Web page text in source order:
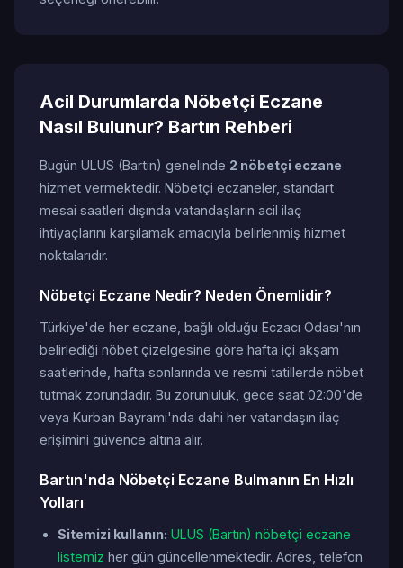
Acil Durumlarda Nöbetçi Eczane
Nasıl Bulunur? Bartın Rehberi
Bugün ULUS (Bartın) genelinde 2 nöbetçi eczane
hizmet vermektedir. Nöbetçi eczaneler, standart
mesai saatleri dışında vatandaşların acil ilaç
ihtiyaçlarını karşılamak amacıyla belirlenmiş hizmet
noktalarıdır.
Nöbetçi Eczane Nedir? Neden Önemlidir?
Türkiye'de her eczane, bağlı olduğu Eczacı Odası'nın
belirlediği nöbet çizelgesine göre hafta içi akşam
saatlerinde, hafta sonlarında ve resmi tatillerde nöbet
tutmak zorundadır. Bu zorunluluk, gece saat 02:00'de
veya Kurban Bayramı'nda dahi her vatandaşın ilaç
erişimini güvence altına alır.
Bartın'nda Nöbetçi Eczane Bulmanın En Hızlı
Yolları
Sitemizi kullanın: ULUS (Bartın) nöbetçi eczane
listemiz her gün güncellenmektedir. Adres, telefon